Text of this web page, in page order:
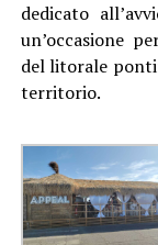
dedicato
un’occasione
del litorale
territorio.